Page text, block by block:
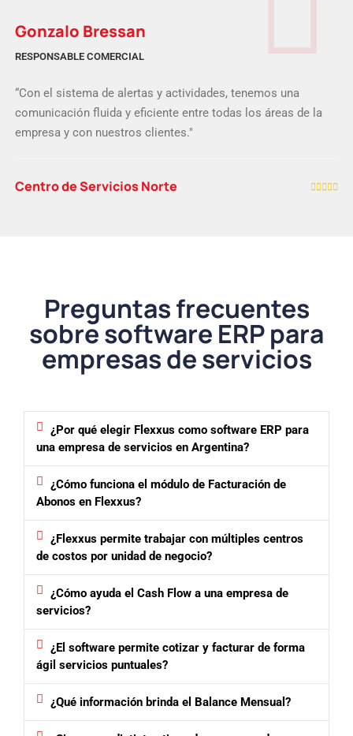
Gonzalo Bressan
RESPONSABLE COMERCIAL
“Con el sistema de alertas y actividades, tenemos una
comunicación fluida y eficiente entre todas los áreas de la
empresa y con nuestros clientes."
Centro de Servicios Norte
Preguntas frecuentes
sobre software ERP para
empresas de servicios
¿Por qué elegir Flexxus como software ERP para
una empresa de servicios en Argentina?
¿Cómo funciona el módulo de Facturación de
Abonos en Flexxus?
¿Flexxus permite trabajar con múltiples centros
de costos por unidad de negocio?
¿Cómo ayuda el Cash Flow a una empresa de
servicios?
¿El software permite cotizar y facturar de forma
ágil servicios puntuales?
¿Qué información brinda el Balance Mensual?